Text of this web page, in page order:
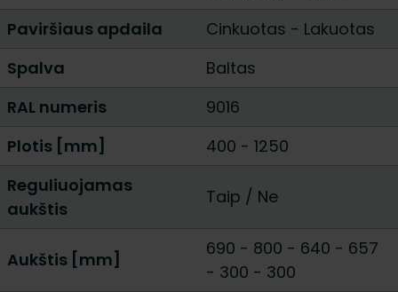
Paviršiaus apdaila
Cinkuotas - Lakuotas
Spalva
Baltas
RAL numeris
9016
Plotis [mm]
400 - 1250
Reguliuojamas
aukštis
Taip / Ne
Aukštis [mm]
690 - 800 - 640 - 657
- 300 - 300